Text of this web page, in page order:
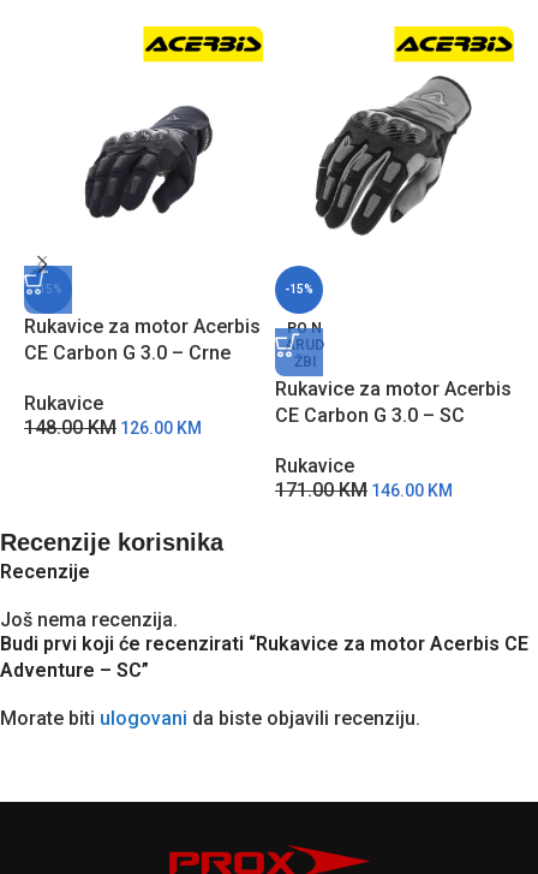
-15%
Rukavice za motor Acerbis
CE Carbon G 3.0 – Crne
Rukavice
148.00KM 126.00 KM
-15%
PO N
ARUD
ŽBI
Rukavice za motor Acerbis
CE Carbon G 3.0 – SC
Rukavice
171.00KM 146.00 KM
Recenzije korisnika
Recenzije
Još nema recenzija.
Budi prvi koji će recenzirati “Rukavice za motor Acerbis CE
Adventure – SC”
Morate biti ulogovani da biste objavili recenziju.